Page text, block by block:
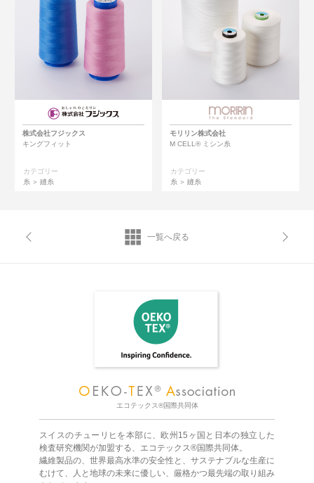
株式会社フジックス
キングフィット
カテゴリー
糸
縫糸
モリリン株式会社
M CELL® ミシン糸
カテゴリー
糸
縫糸
一覧へ戻る
エコテックス®国際共同体
スイスのチューリヒを本部に、欧州15ヶ国と日本の独立した
検査研究機関が加盟する、エコテックス®国際共同体。
繊維製品の、世界最高水準の安全性と、サステナブルな生産に
むけて、人と地球の未来に優しい、厳格かつ最先端の取り組み